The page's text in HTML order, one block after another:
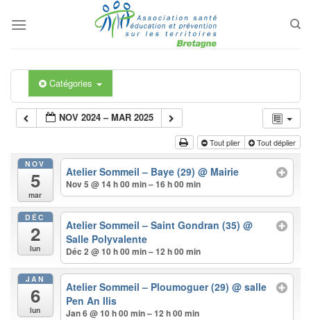
au
Catégories
NOV 2024 – MAR 2025
Tout plier Tout déplier
NOV
5
mar
Atelier Sommeil – Baye (29)@ Mairie
Nov 5 @ 14 h 00 min – 16 h 00 min
DÉC
2
lun
Atelier Sommeil – Saint Gondran (35)@
Salle Polyvalente
Déc 2 @ 10 h 00 min – 12 h 00 min
JAN
6
lun
Atelier Sommeil – Ploumoguer (29)@ salle
Pen An Ilis
Jan 6 @ 10 h 00 min – 12 h 00 min